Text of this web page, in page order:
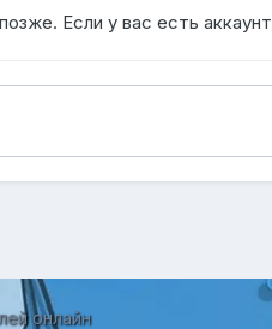
Если у вас есть аккаунт,
онлайн